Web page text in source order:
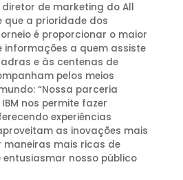
de marketing do All
que a prioridade dos
é proporcionar o maior
informações a quem assiste
e às centenas de
pelos meios
“Nossa parceria
nos permite fazer
experiências
as inovações mais
mais ricas de
nosso público